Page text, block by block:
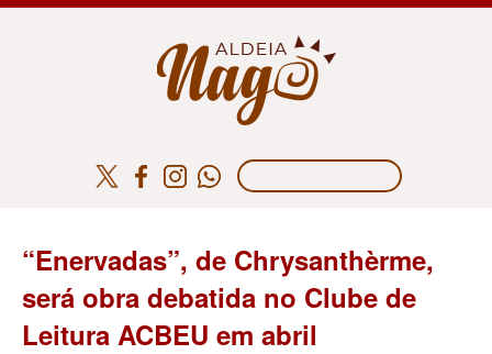
“Enervadas”, de Chrysanthèrme,
será obra debatida no Clube de
Leitura ACBEU em abril